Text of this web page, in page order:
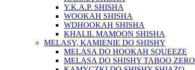
Y.K.A.P. SHISHA
WOOKAH SHISHA
WDHOOKAH SHISHA
KHALIL MAMOON SHISHA
MELASY, KAMIENIE DO SHISHY
MELASA DO HOOKAH SQUEEZE
MELASA DO SHISHY TABOO ZERO